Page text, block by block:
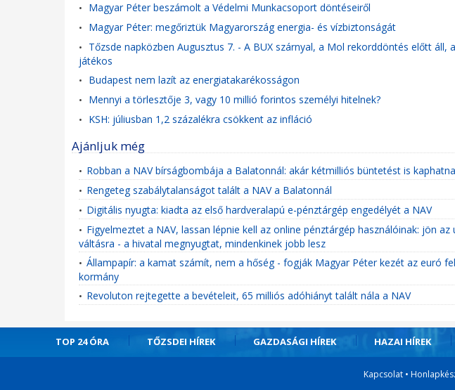
• Magyar Péter beszámolt a Védelmi Munkacsoport döntéseiről
• Magyar Péter: megőriztük Magyarország energia- és vízbiztonságát
• Tőzsde napközben Augusztus 7. - A BUX szárnyal, a Mol rekorddöntés előtt áll,
játékos
• Budapest nem lazít az energiatakarékosságon
• Mennyi a törlesztője 3, vagy 10 millió forintos személyi hitelnek?
• KSH: júliusban 1,2 százalékra csökkent az infláció
Ajánljuk még
• Robban a NAV bírságbombája a Balatonnál: akár kétmilliós büntetést is
• Rengeteg szabálytalanságot talált a NAV a Balatonnál
• Digitális nyugta: kiadta az első hardveralapú e-pénztárgép engedélyét a NAV
• Figyelmeztet a NAV, lassan lépnie kell az online pénztárgép használóinak: jön
váltásra - a hivatal megnyugtat, mindenkinek jobb lesz
• Állampapír: a kamat számít, nem a hőség - fogják Magyar Péter kezét az euró
kormány
• Revoluton rejtegette a bevételeit, 65 milliós adóhiányt talált nála a NAV
TOP 24 ÓRA TŐZSDEI HÍREK GAZDASÁGI HÍREK HAZAI HÍREK
Kapcsolat•